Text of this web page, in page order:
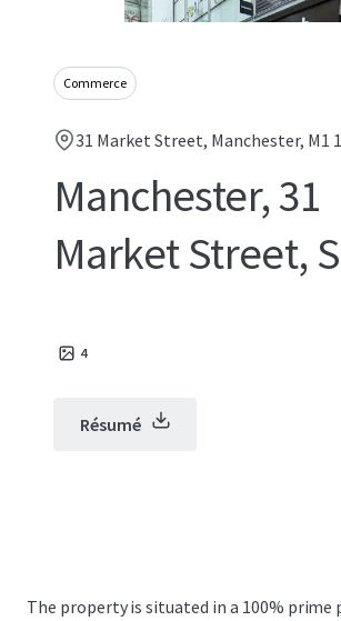
Commerce
31 Market Street, Manchester, M1
Manchester, 31
Market Street,
4
Résumé
The property is situated in a 100%